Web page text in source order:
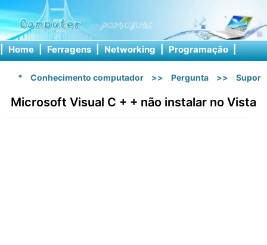
| Home | Ferragens | Networking | Programação |
* Conhecimento computador >> Pergunta >>
Microsoft Visual C + + não instalar no Vista